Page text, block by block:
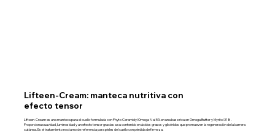
Lifteen-Cream: manteca nutritiva con
efecto tensor
Lifteen-Cream es una manteca para el cuello formulada con Phyto Ceramidyl Omega N al 5% en una base rica en Omega Butter y Myritol 318.
Proporciona suavidad, luminosidad y un efecto tensor gracias a su contenido en ácidos grasos y glicéridos que promueven la regeneración de la barrera
cutánea. Es el tratamiento nocturno de referencia para pieles del cuello con pérdida de firmeza.